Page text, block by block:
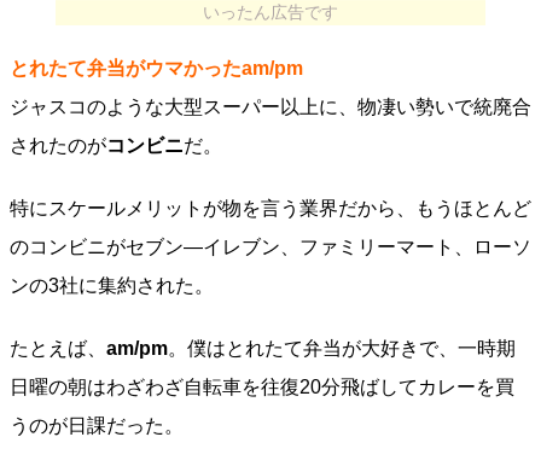
いったん広告です
とれたて弁当がウマかったam/pm
ジャスコのような大型スーパー以上に、物凄い勢いで統廃合
されたのがコンビニだ。
特にスケールメリットが物を言う業界だから、もうほとんど
のコンビニがセブン―イレブン、ファミリーマート、ローソ
ンの3社に集約された。
たとえば、 am/pm。僕はとれたて弁当が大好きで、一時期
日曜の朝はわざわざ自転車を往復20分飛ばしてカレーを買
うのが日課だった。